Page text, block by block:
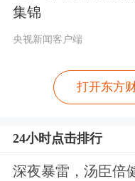
集锦
央视新闻客户端
打开东方
24小时点击排行
深夜暴雷，汤臣倍